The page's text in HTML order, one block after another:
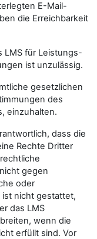
E-Mail-
die Erreichbarkeit
LMS für Leistungs-
ist unzulässig.
gesetzlichen
des
einzuhalten.
dass die
Rechte Dritter
gegen
oder
nicht gestattet,
das LMS
wenn die
erfüllt sind. Vor